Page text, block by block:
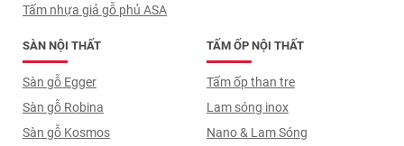
Tấm nhựa giả gỗ phủ ASA
TẤM ỐP NỘI THẤT
Tấm ốp than tre
Lam sóng inox
Nano & Lam Sóng
SÀN NỘI THẤT
Sàn gỗ Egger
Sàn gỗ Robina
Sàn gỗ Kosmos